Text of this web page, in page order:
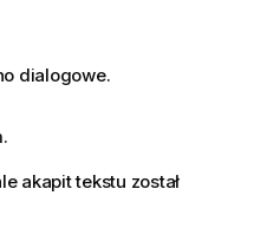
dialogowe.
akapit tekstu został